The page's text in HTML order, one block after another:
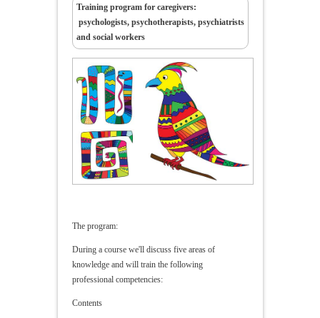
Training program for caregivers:
psychologists, psychotherapists, psychiatrists
and social workers
The program:
During a course we'll discuss five areas of
knowledge and will train the following
professional competencies:
Contents